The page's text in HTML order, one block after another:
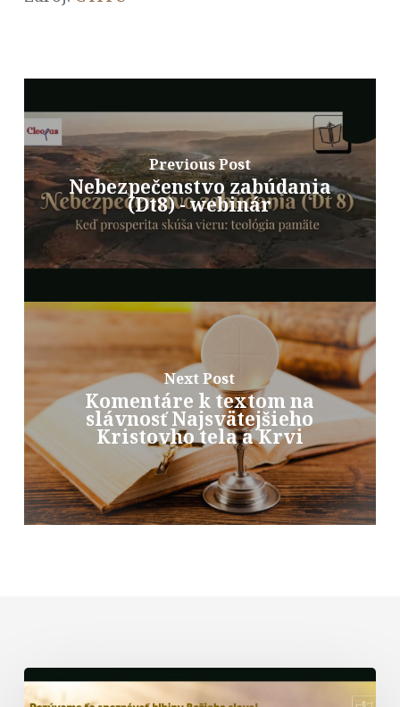
Previous Post
Nebezpečenstvo zabúdania
(Dt8) - webinár
Next Post
Komentáre k textom na
slávnosť Najsvätejšieho
Kristovho tela a Krvi
Biblická
formácia